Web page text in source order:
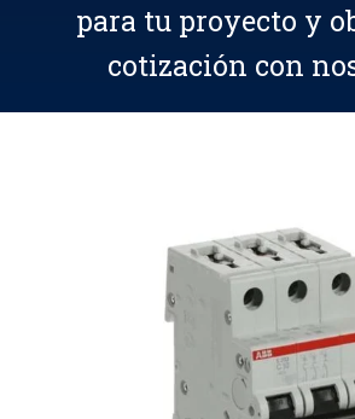
para tu proyecto y
cotización con